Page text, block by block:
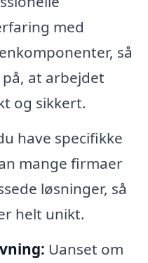
med
så
at arbejdet
og sikkert.
have specifikke
mange firmaer
løsninger, så
helt unikt.
Uanset om